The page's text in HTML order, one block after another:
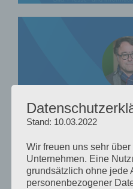
Stand: 10.03.2022
Wir freuen uns sehr
Unternehmen. Eine
grundsätzlich ohne jede
personenbezogener